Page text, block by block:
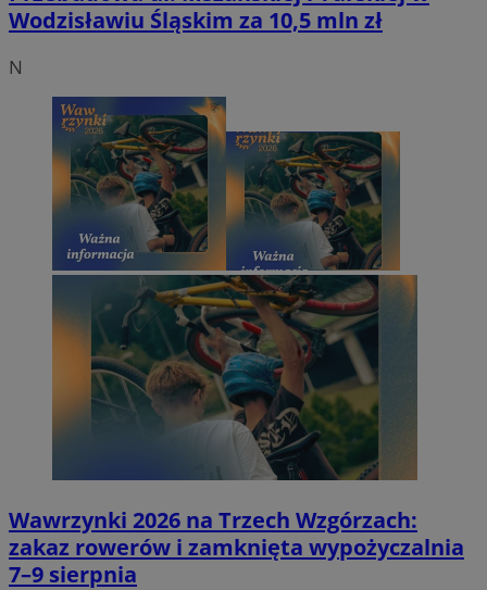
Wodzisławiu Śląskim za 10,5 mln zł
N
Wawrzynki 2026 na Trzech Wzgórzach:
zakaz rowerów i zamknięta wypożyczalnia
7–9 sierpnia